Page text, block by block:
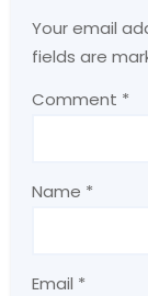
Your email
fields are
Comment *
Name *
Email *